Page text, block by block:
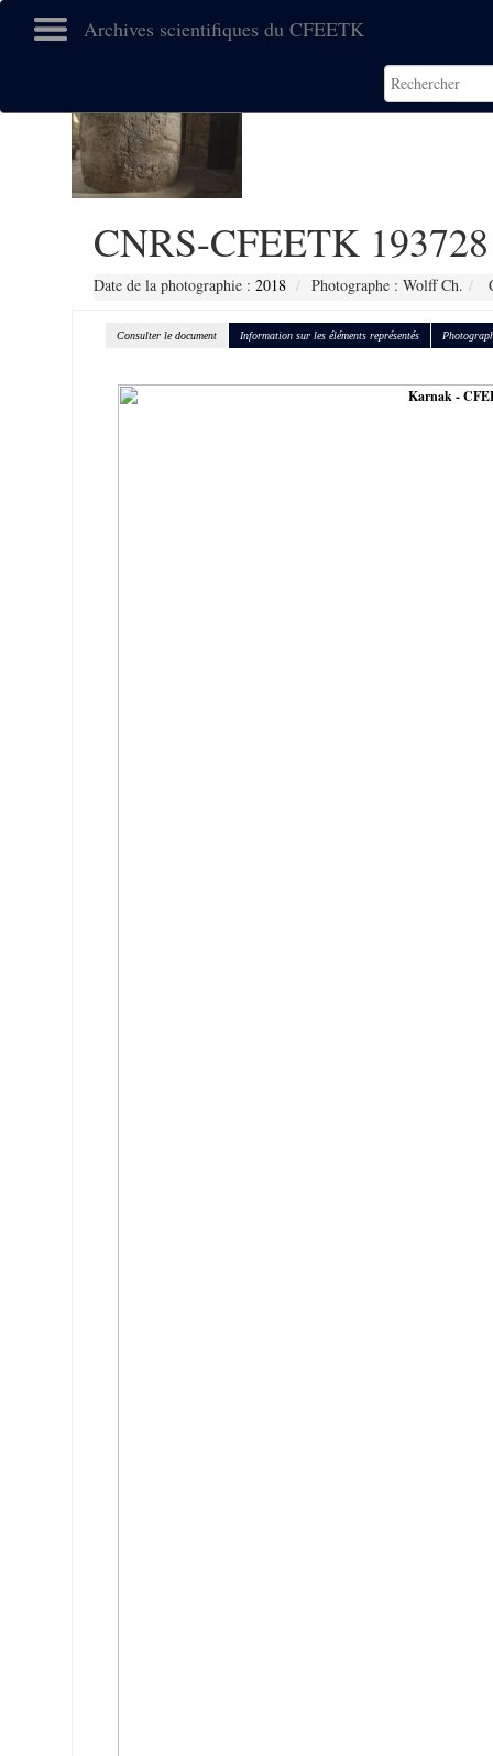
Archives scientifiques du CFEETK
CNRS-CFEETK 193728
Date de la photographie : 2018 Photographe : Wolff Ch.
Consulter le document Information sur les éléments représentés